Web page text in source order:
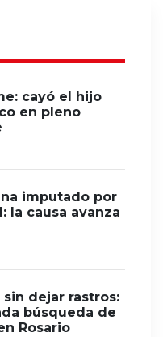
cayó el hijo
en pleno
imputado por
la causa avanza
sin dejar rastros:
búsqueda de
Rosario